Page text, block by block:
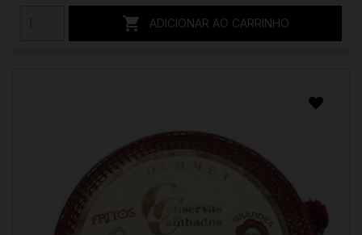
 ADICIONAR AO CARRINHO